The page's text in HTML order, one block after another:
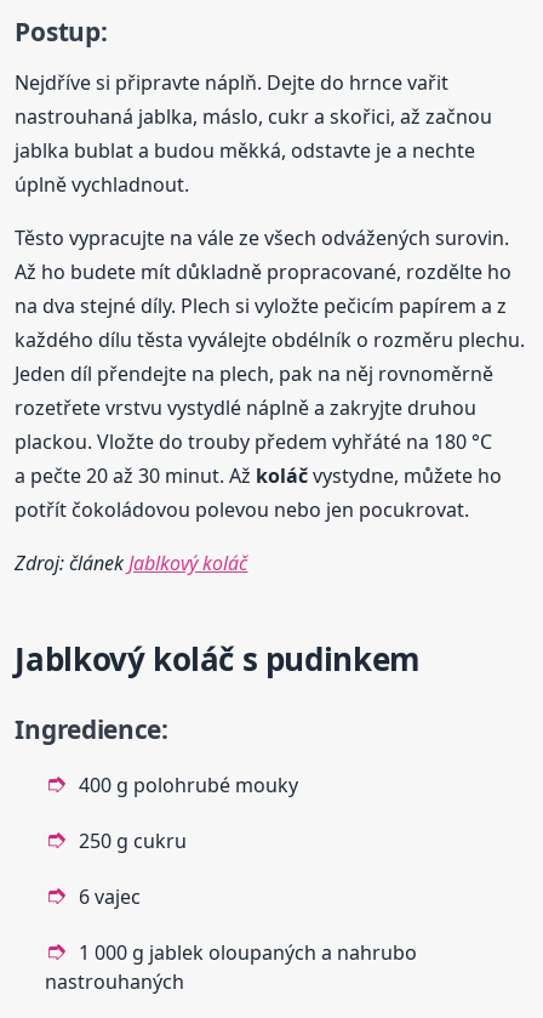
Postup:
Nejdříve si připravte náplň. Dejte do hrnce vařit
nastrouhaná jablka, máslo, cukr a skořici, až začnou
jablka bublat a budou měkká, odstavte je a nechte
úplně vychladnout.
Těsto vypracujte na vále ze všech odvážených surovin.
Až ho budete mít důkladně propracované, rozdělte ho
na dva stejné díly. Plech si vyložte pečicím papírem a z
každého dílu těsta vyválejte obdélník o rozměru plechu.
Jeden díl přendejte na plech, pak na něj rovnoměrně
rozetřete vrstvu vystydlé náplně a zakryjte druhou
plackou. Vložte do trouby předem vyhřáté na 180 °C
a pečte 20 až 30 minut. Až koláčvystydne, můžete ho
potřít čokoládovou polevou nebo jen pocukrovat.
Zdroj: článekJablkový koláč
Jablkový koláč s pudinkem
Ingredience:
400 g polohrubé mouky
250 g cukru
6 vajec
1 000 g jablek oloupaných a nahrubo
nastrouhaných